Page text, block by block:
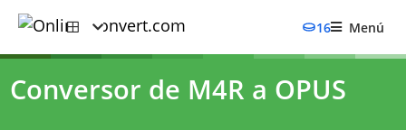
16 Menú
Conversor de M4R a OPUS